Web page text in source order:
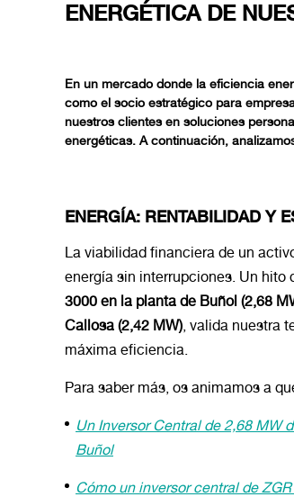
ENERGÉTICA DE
En un mercado donde la eficiencia
como el socio estratégico para
nuestros clientes en soluciones
energéticas. A continuación,
ENERGÍA: RENTABILIDAD Y
La viabilidad financiera de un
energía sin interrupciones. Un
3000 en la planta de Buñol (2,68
Callosa (2,42 MW), valida nuestra
máxima eficiencia.
Para saber más, os animamos a
Un Inversor Central de 2,68 MW
Buñol
Cómo un inversor central de